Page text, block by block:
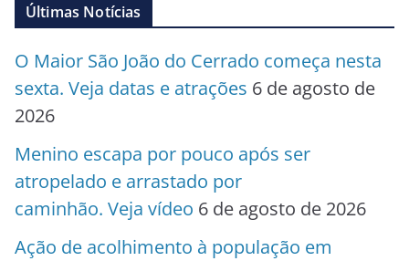
Últimas Notícias
O Maior São João do Cerrado começa nesta
sexta. Veja datas e atrações 6 de agosto de
2026
Menino escapa por pouco após ser
atropelado e arrastado por
caminhão. Veja vídeo 6 de agosto de 2026
Ação de acolhimento à população em